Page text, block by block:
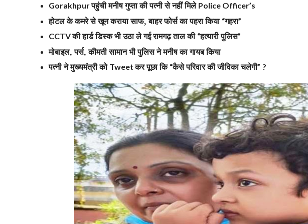
Gorakhpurपहुंची मनीष गुप्ता की पत्नी से नहीं मिले Police Officer’s
होटल के कमरे से खून कराया साफ, बाहर फोर्स का पहरा किया “गहरा”
CCTVकी हार्ड डिस्क भी उठा ले गई रामगढ़ ताल की “हत्यारी पुलिस”
मोबाइल, पर्स, कीमती सामान भी पुलिस ने मनीष का गायब किया
पत्नी ने मुख्यमंत्री को Tweetकर पूछा कि “कैसे परिवार की जीविका चलेगी” ?